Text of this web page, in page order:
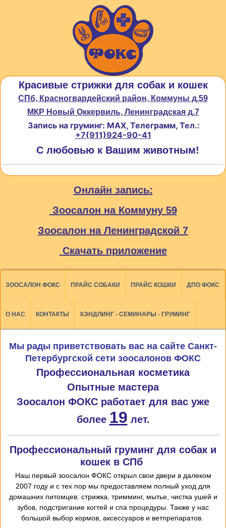
Красивые стрижки для собак и кошек
СПб, Красногвардейский район, Коммуны д.59
МКР Новый Оккервиль, Ленинградская д.7
Запись на груминг: MAX, Телеграмм, Тел.:
+7(911)924-90-41
С любовью к Вашим животным!
Онлайн запись:
Зоосалон на Коммуну 59
Зоосалон на Ленинградской 7
Скачать приложение
ЗООСАЛОН ФОКС ПРАЙС СОБАКИ ПРАЙС КОШКИ ДПО ФОКС
О НАС КОНТАКТЫ ХЭНДЛИНГ - СЕМИНАРЫ - ГРУМИНГ
Мы рады приветствовать вас на сайте Санкт-
Петербургской сети зоосалонов ФОКС
Профессиональная косметика
Опытные мастера
Зоосалон ФОКС работает для вас уже
более 19 лет.
Профессиональный груминг для собак и
кошек в СПб
Наш первый зоосалон ФОКС открыл свои двери в далеком
2007 году и с тех пор мы предоставляем полный уход для
домашних питомцев: стрижка, тримминг, мытье, чистка ушей и
зубов, подстригание когтей и спа процедуры. Также у нас
большой выбор кормов, аксессуаров и ветпрепаратов.